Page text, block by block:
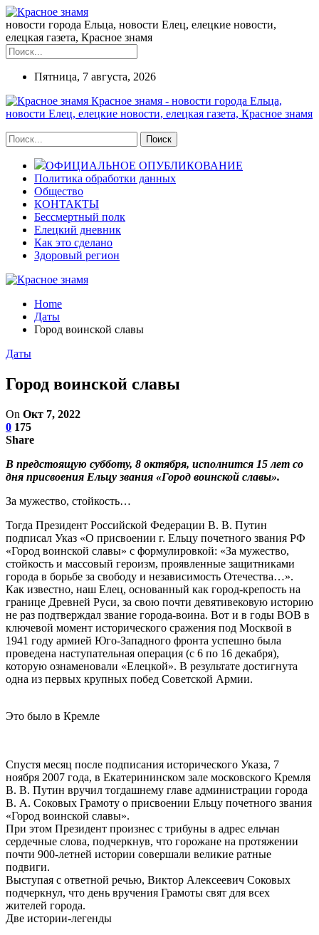
новости города Ельца, новости Елец, елецкие новости,
елецкая газета, Красное знамя
Пятница, 7 августа, 2026
Красное знамя - новости города Ельца,
новости Елец, елецкие новости, елецкая газета, Красное знамя
ОФИЦИАЛЬНОЕ ОПУБЛИКОВАНИЕ
Политика обработки данных
Общество
КОНТАКТЫ
Бессмертный полк
Елецкий дневник
Как это сделано
Здоровый регион
Home
Даты
Город воинской славы
Даты
Город воинской славы
On Окт 7, 2022
0 175
Share
В предстоящую субботу, 8 октября, исполнится 15 лет со
дня присвоения Ельцу звания «Город воинской славы».
За мужество, стойкость…
Тогда Президент Российской Федерации В. В. Путин
подписал Указ «О присвоении г. Ельцу почетного звания РФ
«Город воинской славы» с формулировкой: «За мужество,
стойкость и массовый героизм, проявленные защитниками
города в борьбе за свободу и независимость Отечества…».
Как известно, наш Елец, основанный как город-крепость на
границе Древней Руси, за свою почти девятивековую историю
не раз подтверждал звание города-воина. Вот и в годы ВОВ в
ключевой момент исторического сражения под Москвой в
1941 году армией Юго-Западного фронта успешно была
проведена наступательная операция (с 6 по 16 декабря),
которую ознаменовали «Елецкой». В результате достигнута
одна из первых крупных побед Советской Армии.
Это было в Кремле
Спустя месяц после подписания исторического Указа, 7
ноября 2007 года, в Екатерининском зале московского Кремля
В. В. Путин вручил тогдашнему главе администрации города
В. А. Соковых Грамоту о присвоении Ельцу почетного звания
«Город воинской славы».
При этом Президент произнес с трибуны в адрес ельчан
сердечные слова, подчеркнув, что горожане на протяжении
почти 900-летней истории совершали великие ратные
подвиги.
Выступая с ответной речью, Виктор Алексеевич Соковых
подчеркнул, что день вручения Грамоты свят для всех
жителей города.
Две истории-легенды